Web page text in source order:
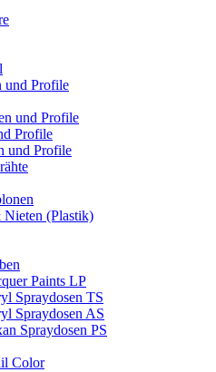
und Profile
und Profile
Profile
und Profile
Nieten (Plastik)
Paints LP
Spraydosen TS
Spraydosen AS
Spraydosen PS
Color